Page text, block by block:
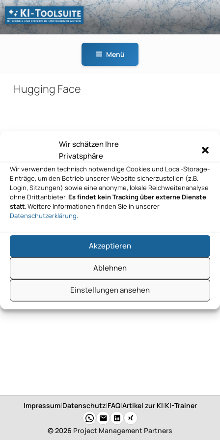
Wir schätzen Ihre
Privatsphäre
Wir verwenden technisch notwendige Cookies und Local-Storage-
Einträge, um den Betrieb unserer Website sicherzustellen (z.B.
Login, Sitzungen) sowie eine anonyme, lokale Reichweitenanalyse
ohne Drittanbieter. Es findet kein Tracking über externe Dienste
statt. Weitere Informationen finden Sie in unserer
Datenschutzerklärung.
Akzeptieren
Ablehnen
Einstellungen ansehen
Zum
Inhalt
springen
KI-
Menü
Hugging Face
Beitragsnavigation
Hugging Face
Nächster
Beitrag
WEITER
Hugging Face
Impressum|Datenschutz|FAQ|Artikel zur KI|KI-Trainer
© 2026 Project Management Partners